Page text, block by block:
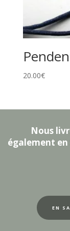
20.00€
Nous
également en
EN